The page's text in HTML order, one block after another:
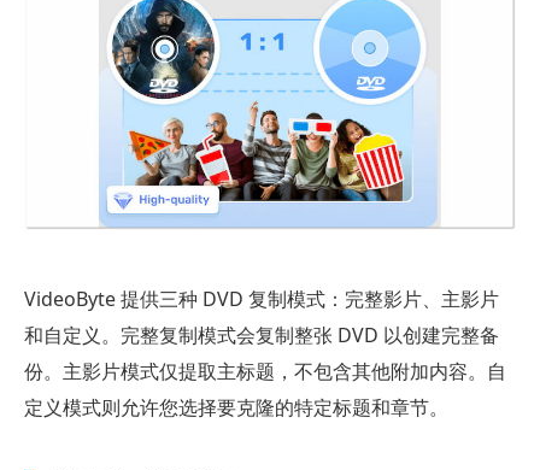
分。
可
项
第
5
部
VideoByte 提供三种 DVD 复制模式：完整影片、主影片
和自定义。完整复制模式会复制整张 DVD 以创建完整备
份。主影片模式仅提取主标题，不包含其他附加内容。自
定义模式则允许您选择要克隆的特定标题和章节。